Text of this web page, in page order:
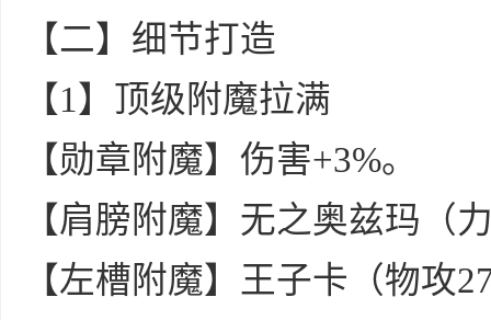
【二】细节打造
【1】顶级附魔拉满
【勋章附魔】伤害+3%。
【肩膀附魔】无之奥兹玛（
【左槽附魔】王子卡（物攻